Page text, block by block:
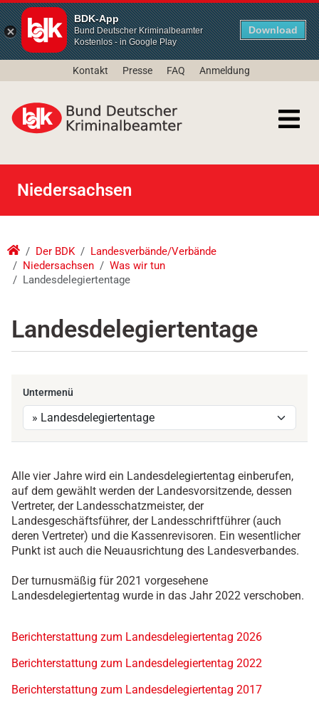
BDK-App
Bund Deutscher Kriminalbeamter
Kostenlos - in Google Play
Download
Kontakt Presse FAQ Anmeldung
Niedersachsen
Der BDK
Landesverbände/Verbände
Niedersachsen
Was wir tun
Landesdelegiertentage
Landesdelegiertentage
Untermenü
Alle vier Jahre wird ein Landesdelegiertentag einberufen,
auf dem gewählt werden der Landesvorsitzende, dessen
Vertreter, der Landesschatzmeister, der
Landesgeschäftsführer, der Landesschriftführer (auch
deren Vertreter) und die Kassenrevisoren. Ein wesentlicher
Punkt ist auch die Neuausrichtung des Landesverbandes.
Der turnusmäßig für 2021 vorgesehene
Landesdelegiertentag wurde in das Jahr 2022 verschoben.
Berichterstattung zum Landesdelegiertentag 2026
Berichterstattung zum Landesdelegiertentag 2022
Berichterstattung zum Landesdelegiertentag 2017